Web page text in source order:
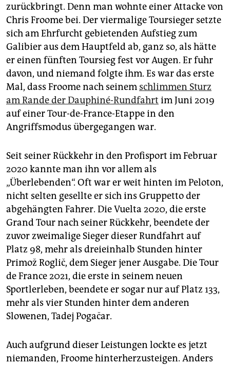
abo
genossenschaft
epaper login
zurückbringt. Denn man wohnte einer Attacke von
Chris Froome bei. Der viermalige Toursieger setzte
sich am Ehrfurcht gebietenden Aufstieg zum
Galibier aus dem Hauptfeld ab, ganz so, als hätte
er einen fünften Toursieg fest vor Augen. Er fuhr
davon, und niemand folgte ihm. Es war das erste
Mal, dass Froome nach seinem schlimmen Sturz
am Rande der Dauphiné-Rundfahrt im Juni 2019
auf einer Tour-de-France-Etappe in den
Angriffsmodus übergegangen war.
Seit seiner Rückkehr in den Profisport im Februar
2020 kannte man ihn vor allem als
„Überlebenden“. Oft war er weit hinten im Peloton,
nicht selten gesellte er sich ins Gruppetto der
abgehängten Fahrer. Die Vuelta 2020, die erste
Grand Tour nach seiner Rückkehr, beendete der
zuvor zweimalige Sieger dieser Rundfahrt auf
Platz 98, mehr als dreieinhalb Stunden hinter
Primož Roglič, dem Sieger jener Ausgabe. Die Tour
de France 2021, die erste in seinem neuen
Sportlerleben, beendete er sogar nur auf Platz 133,
mehr als vier Stunden hinter dem anderen
Slowenen, Tadej Pogačar.
Auch aufgrund dieser Leistungen lockte es jetzt
niemanden, Froome hinterherzusteigen. Anders